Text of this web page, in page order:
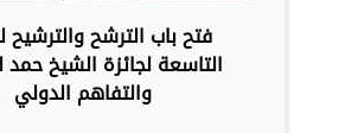
فتح باب الترشح والترشيح
التاسعة لجائزة الشيخ حمد
والتفاهم الدولي